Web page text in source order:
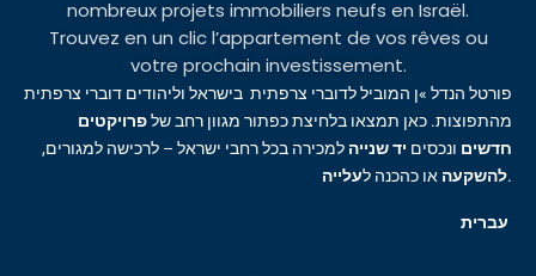
nombreux projets immobiliers neufs en Israël.
Trouvez en un clic l’appartement de vos rêves ou
votre prochain investissement.
פורטל הנדל »ן המוביל לדוברי צרפתית בישראל וליהודים דוברי צרפתית
מהתפוצות. כאן תמצאו בלחיצת כפתור מגוון רחב שלפרויקטים
חדשים ונכסים יד שנייה למכירה בכל רחבי ישראל – לרכישה למגורים,
להשקעה או כהכנה לעלייה .